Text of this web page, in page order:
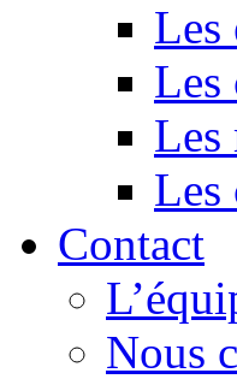
Les
Les
Les
Les
Contact
Nous